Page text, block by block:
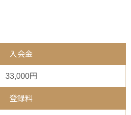
入会金
33,000円
登録料